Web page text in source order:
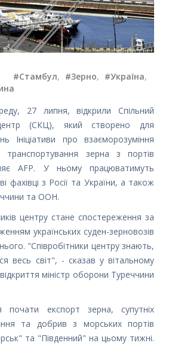
#Стамбул, #Зерно, #Україна,
27 липня, відкрили Спільний
центр (СКЦ), який створено для
Ініціативи про взаєморозуміння
зерна з портів
AFP. У ньому працюватимуть
фахівці з Росії та України, а також
та ООН.
центру стане спостереження за
українських суден-зерновозів
"Співробітники центру знають,
весь світ", - сказав у вітальному
міністр оборони Туреччини
почати експорт зерна, супутніх
та добрив з морських портів
та "Південний" на цьому тижні.